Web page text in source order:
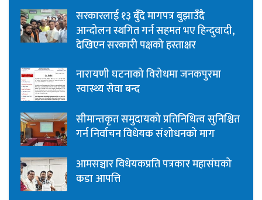
सरकारलाई १३ बुँदे मागपत्र बुझाउँदै
आन्दोलन स्थगित गर्न सहमत भए हिन्दुवादी,
देखिएन सरकारी पक्षको हस्ताक्षर
नारायणी घटनाको विरोधमा जनकपुरमा
स्वास्थ्य सेवा बन्द
सीमान्तकृत समुदायको प्रतिनिधित्व सुनिश्चित
गर्न निर्वाचन विधेयक संशोधनको माग
आमसञ्चार विधेयकप्रति पत्रकार महासंघको
कडा आपत्ति